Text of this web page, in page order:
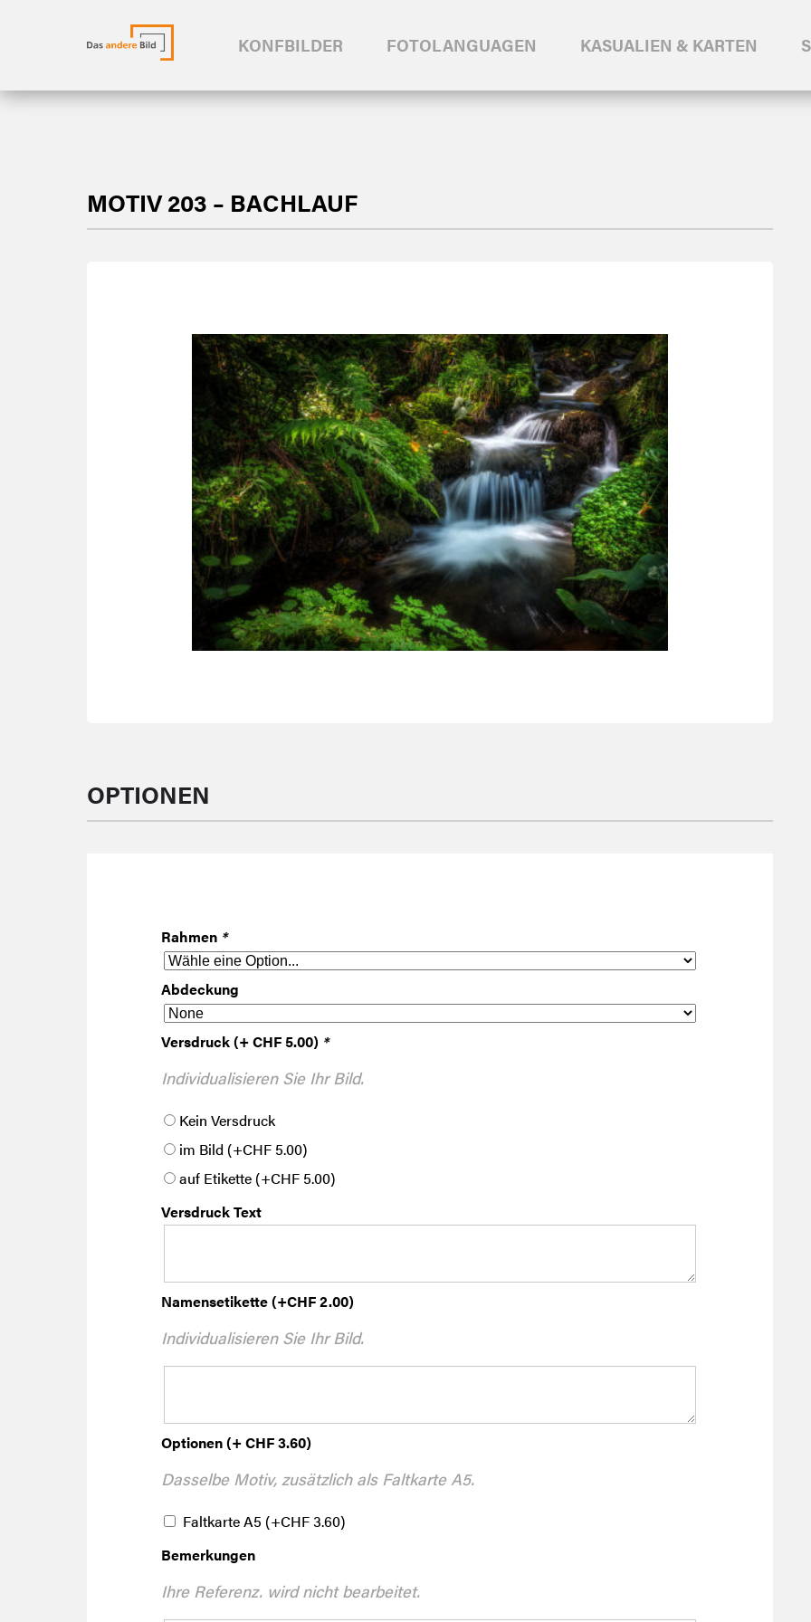
KONFBILDER FOTOLANGUAGEN KASUALIEN & KARTEN
MOTIV 203 – BACHLAUF
OPTIONEN
Rahmen *
Abdeckung
Versdruck (+ CHF 5.00) *
Individualisieren Sie Ihr Bild.
Kein Versdruck
im Bild (+CHF 5.00)
auf Etikette (+CHF 5.00)
Versdruck Text
Namensetikette(+CHF2.00)
Individualisieren Sie Ihr Bild.
Optionen (+ CHF 3.60)
Dasselbe Motiv, zusätzlich als Faltkarte A5.
Faltkarte A5 (+CHF3.60)
Bemerkungen
Ihre Referenz. wird nicht bearbeitet.